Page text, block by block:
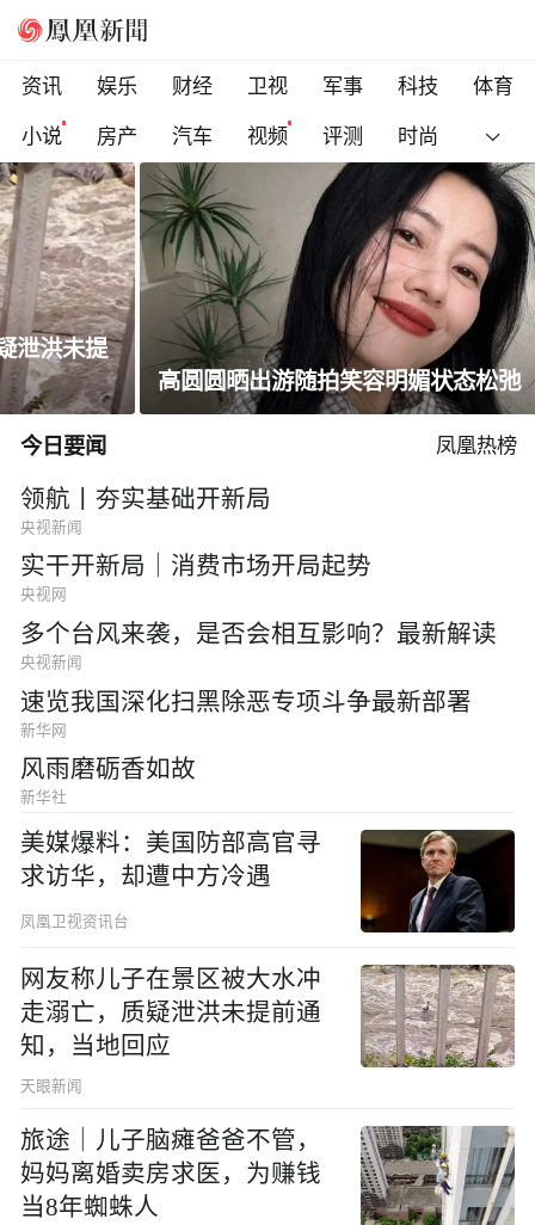
资讯 娱乐 财经 卫视 军事 科技
体育
小说
房产 汽车 视频 评测 时尚
高圆圆晒出游随拍笑容明媚状态松弛
今日要闻 凤凰热榜
领航丨夯实基础开新局
央视新闻
实干开新局｜消费市场开局起势
央视网
多个台风来袭，是否会相互影响？最新解读
央视新闻
速览我国深化扫黑除恶专项斗争最新部署
新华网
风雨磨砺香如故
新华社
美媒爆料：美国防部高官寻
求访华，却遭中方冷遇
凤凰卫视资讯台
网友称儿子在景区被大水冲
走溺亡，质疑泄洪未提前通
知，当地回应
天眼新闻
旅途｜儿子脑瘫爸爸不管，
妈妈离婚卖房求医，为赚钱
当8年蜘蛛人